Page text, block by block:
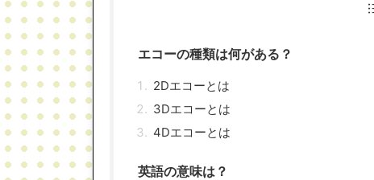
エコーの種類は何がある？
2Dエコーとは
3Dエコーとは
4Dエコーとは
英語の意味は？